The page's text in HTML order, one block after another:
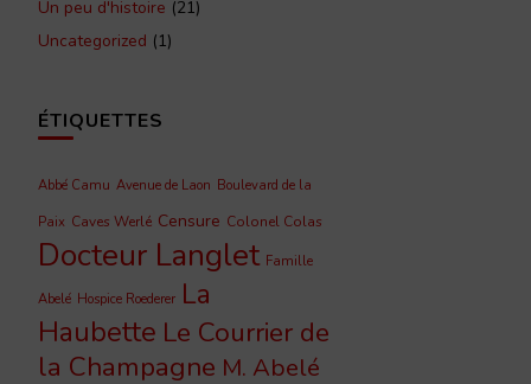
Un peu d'histoire (21)
Uncategorized (1)
ÉTIQUETTES
Abbé Camu Avenue de Laon Boulevard de la
Paix Caves Werlé Censure Colonel Colas
Docteur Langlet Famille
Abelé Hospice Roederer La
Haubette Le Courrier de
la Champagne M. Abelé